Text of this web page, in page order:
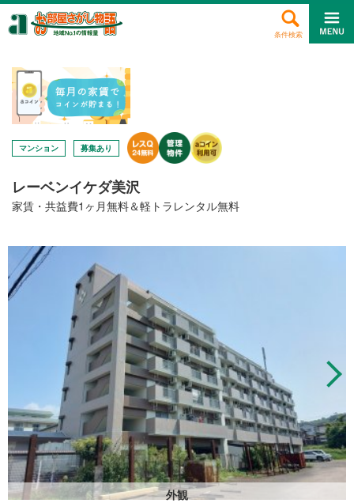
条件検索
マンション 募集あり
レーベンイケダ美沢
家賃・共益費1ヶ月無料＆軽トラレンタル無料
外観